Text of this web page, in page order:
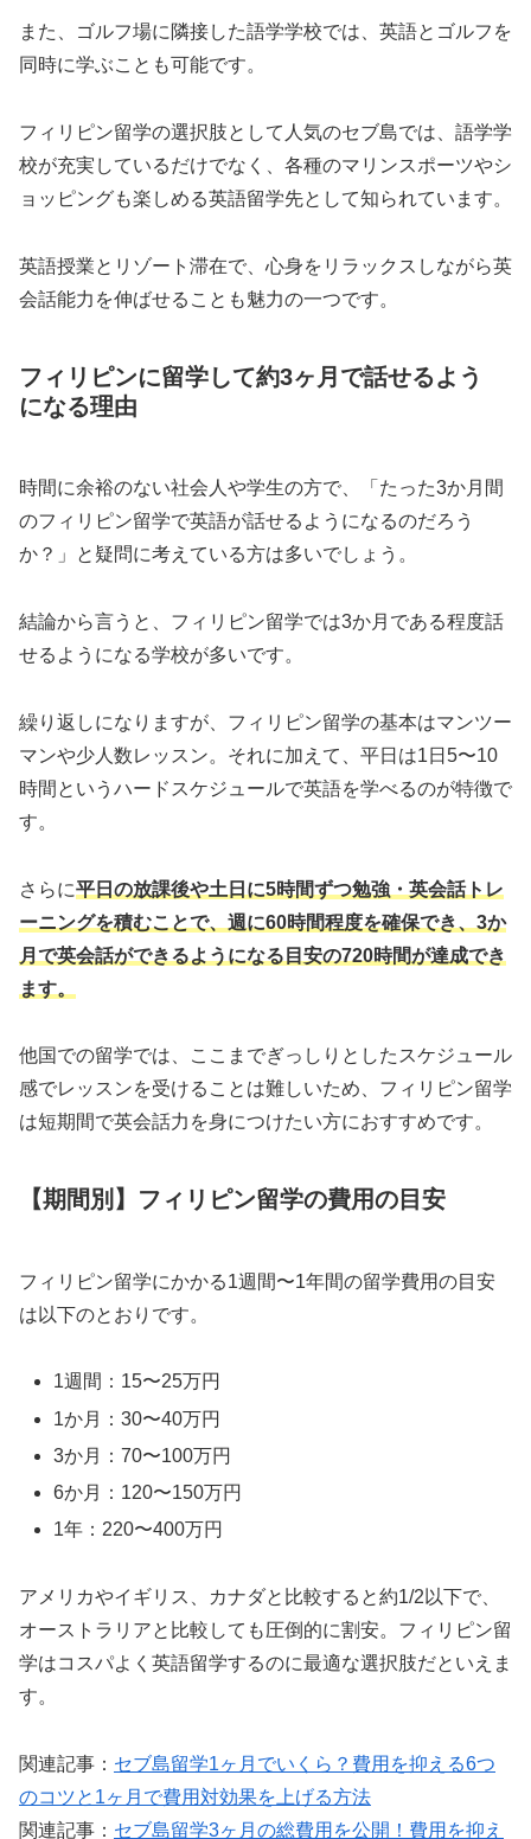
また、ゴルフ場に隣接した語学学校では、英語とゴルフを
同時に学ぶことも可能です。
フィリピン留学の選択肢として人気のセブ島では、語学学
校が充実しているだけでなく、各種のマリンスポーツやシ
ョッピングも楽しめる英語留学先として知られています。
英語授業とリゾート滞在で、心身をリラックスしながら英
会話能力を伸ばせることも魅力の一つです。
フィリピンに留学して約3ヶ月で話せるよう
になる理由
時間に余裕のない社会人や学生の方で、「たった3か月間
のフィリピン留学で英語が話せるようになるのだろう
か？」と疑問に考えている方は多いでしょう。
結論から言うと、フィリピン留学では3か月である程度話
せるようになる学校が多いです。
繰り返しになりますが、フィリピン留学の基本はマンツー
マンや少人数レッスン。それに加えて、平日は1日5〜10
時間というハードスケジュールで英語を学べるのが特徴で
す。
さらに平日の放課後や土日に5時間ずつ勉強・英会話トレ
ーニングを積むことで、週に60時間程度を確保でき、3か
月で英会話ができるようになる目安の720時間が達成でき
ます。
他国での留学では、ここまでぎっしりとしたスケジュール
感でレッスンを受けることは難しいため、フィリピン留学
は短期間で英会話力を身につけたい方におすすめです。
【期間別】フィリピン留学の費用の目安
フィリピン留学にかかる1週間〜1年間の留学費用の目安
は以下のとおりです。
1週間：15〜25万円
1か月：30〜40万円
3か月：70〜100万円
6か月：120〜150万円
1年：220〜400万円
アメリカやイギリス、カナダと比較すると約1/2以下で、
オーストラリアと比較しても圧倒的に割安。フィリピン留
学はコスパよく英語留学するのに最適な選択肢だといえま
す。
関連記事： セブ島留学1ヶ月でいくら？費用を抑える6つ
のコツと1ヶ月で費用対効果を上げる方法
関連記事： セブ島留学3ヶ月の総費用を公開！費用を抑え